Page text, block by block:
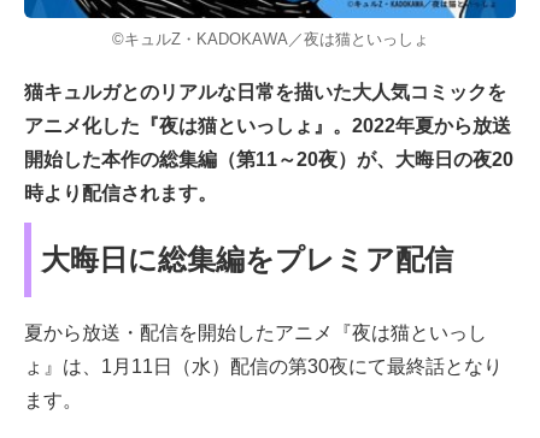
©キュルZ・KADOKAWA／夜は猫といっしょ
猫キュルガとのリアルな日常を描いた大人気コミックを
アニメ化した『夜は猫といっしょ』。2022年夏から放送
開始した本作の総集編（第11～20夜）が、大晦日の夜20
時より配信されます。
大晦日に総集編をプレミア配信
夏から放送・配信を開始したアニメ『夜は猫といっし
ょ』は、1月11日（水）配信の第30夜にて最終話となり
ます。